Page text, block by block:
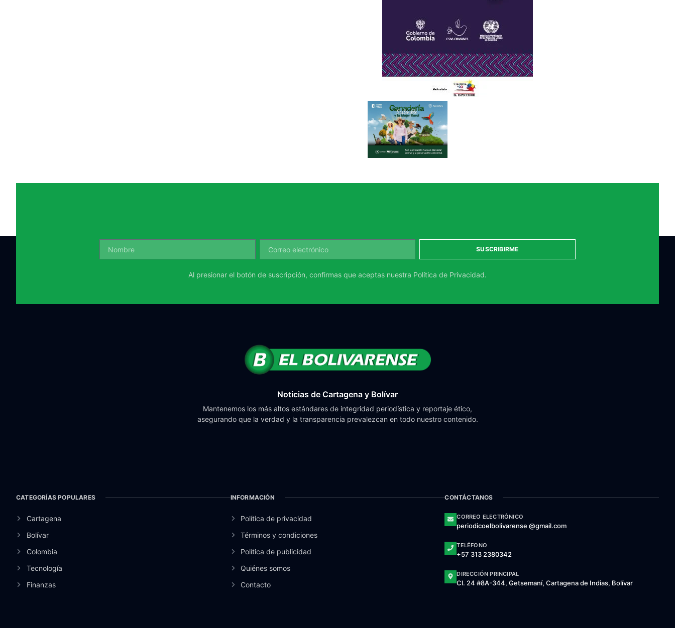
SUSCRIBIRME
Al presionar el botón de suscripción, confirmas que aceptas nuestra Política de Privacidad.
Noticias de Cartagena y Bolívar
Mantenemos los más altos estándares de integridad periodística y reportaje ético,
asegurando que la verdad y la transparencia prevalezcan en todo nuestro contenido.
CATEGORÍAS POPULARES
Cartagena
Bolívar
Colombia
Tecnología
Finanzas
INFORMACIÓN
Política de privacidad
Términos y condiciones
Política de publicidad
Quiénes somos
Contacto
CONTÁCTANOS
CORREO ELECTRÓNICO
periodicoelbolivarense @gmail.com
TELÉFONO
+57 313 2380342
DIRECCIÓN PRINCIPAL
Cl. 24 #8A-344, Getsemaní, Cartagena de Indias, Bolívar